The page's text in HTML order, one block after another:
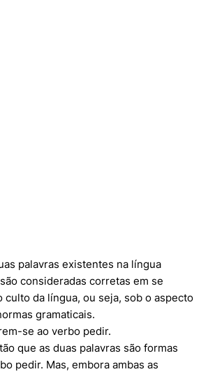
palavras existentes na língua
consideradas corretas em se
culto da língua, ou seja, sob o aspecto
gramaticais.
se ao verbo pedir.
que as duas palavras são formas
pedir. Mas, embora ambas as